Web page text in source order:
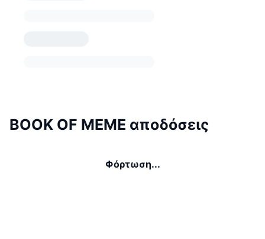
BOOK OF MEME αποδόσεις
Φόρτωση...